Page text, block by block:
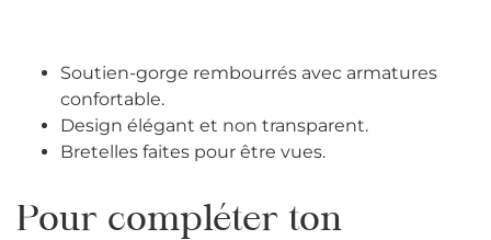
Soutien-gorge rembourrés avec armatures
confortable.
Design élégant et non transparent.
Bretelles faites pour être vues.
Pour compléter ton